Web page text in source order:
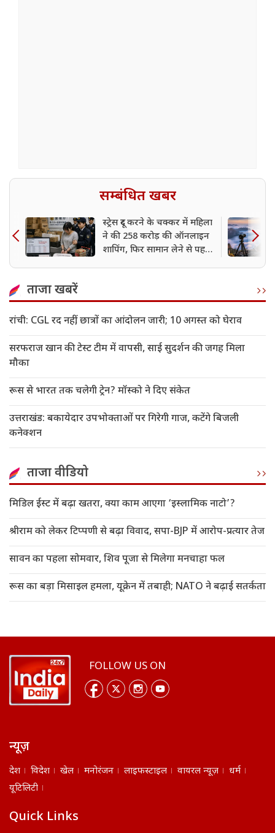
सम्बंधित खबर
स्ट्रेस दूर करने के चक्कर में महिला
ने की 258 करोड़ की ऑनलाइन
शापिंग, फिर सामान लेने से पहले
ताजा खबरें
रांची: CGL रद नहीं, छात्रों का आंदोलन जारी; 10 अगस्त को घेराव
सरफराज खान की टेस्ट टीम में वापसी, साई सुदर्शन की जगह मिला
मौका
रूस से भारत तक चलेगी ट्रेन? मॉस्को ने दिए संकेत
उत्तराखंड: बकायेदार उपभोक्ताओं पर गिरेगी गाज, कटेंगे बिजली
कनेक्शन
ताजा वीडियो
मिडिल ईस्ट में बढ़ा खतरा, क्या काम आएगा ‘इस्लामिक नाटो’?
श्रीराम को लेकर टिप्पणी से बढ़ा विवाद, सपा-BJP में आरोप-प्रत्यार तेज
सावन का पहला सोमवार, शिव पूजा से मिलेगा मनचाहा फल
रूस का बड़ा मिसाइल हमला, यूक्रेन में तबाही; NATO ने बढ़ाई सतर्कता
FOLLOW US ON
न्यूज़
देश विदेश खेल मनोरंजन लाइफस्टाइल वायरल न्यूज़
धर्म
यूटिलिटी
Quick Links